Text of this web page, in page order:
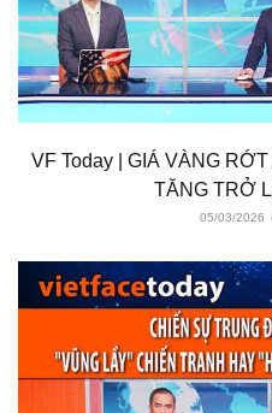
VF Today | GIÁ VÀNG
TĂNG TRỞ
05/03/2026